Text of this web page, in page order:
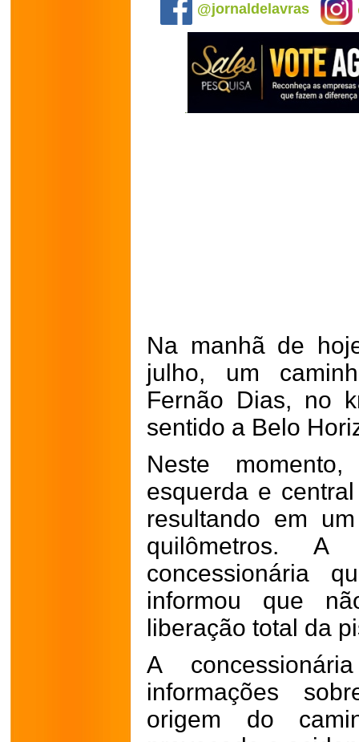
@jornaldelavras
Na manhã de
julho, um
Fernão Dias, no
sentido a Belo
Neste
esquerda e
resultando em
quilômetros. A
concessionária
informou que
liberação total da
A
informações
origem do